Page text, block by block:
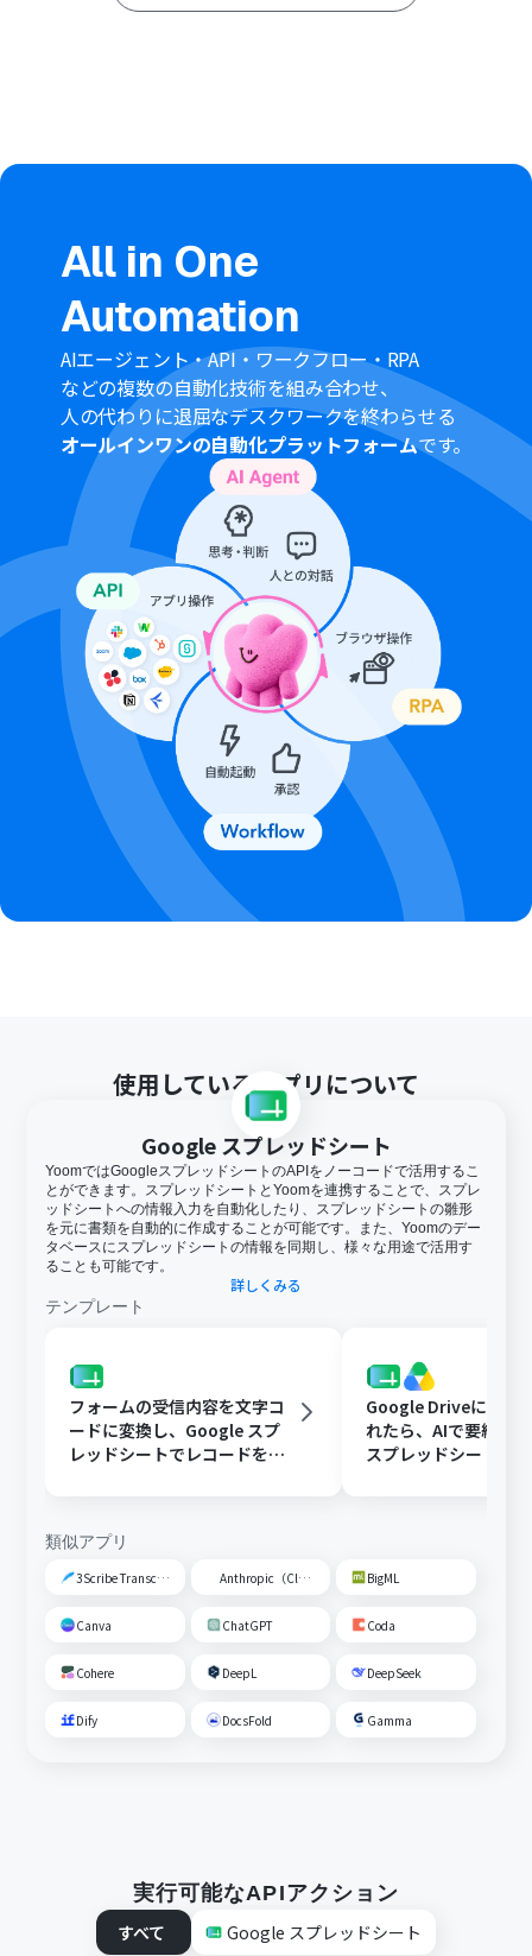
※「トリガー」：フロー起動のきっかけとなるアクション、「オ
際に、抽出したい項目（保険会社名、契約者名、保険料
情報を追加するかを任意で設定できます。
Google スプレッドシート、DropboxのそれぞれとYoom
を連携してください。
トリガーは5分、10分、15分、30分、60分の間隔で起動
間隔を選択できます。
プランによって最短の起動間隔が異なりますので、ご注意
ください。
OCRまたは音声を文字起こしするAIオペレーションはチ
ームプラン・サクセスプランでのみご利用いただける機能
となっております。フリープラン・ミニプランの場合は設
定しているフローボットのオペレーションはエラーとな
りますので、ご注意ください。
チームプランやサクセスプランなどの有料プランは、2週
間の無料トライアルを行うことが可能です。無料トライア
ル中には制限対象のアプリやAI機能（オペレーション）を
使用することができます。
All in One
Automation
AIエージェント・API・ワークフロー・RPA
などの複数の自動化技術を組み合わせ、
人の代わりに退屈なデスクワークを終わらせる
オールインワンの自動化プラットフォームです。
使用しているアプリについて
Google スプレッドシート
YoomではGoogleスプレッドシートのAPIをノーコードで活用するこ
とができます。スプレッドシートとYoomを連携することで、スプレ
ッドシートへの情報入力を自動化したり、スプレッドシートの雛形
を元に書類を自動的に作成することが可能です。また、Yoomのデー
タベースにスプレッドシートの情報を同期し、様々な用途で活用す
ることも可能です。
詳しくみる
テンプレート
フォームの受信内容を文字コ
ードに変換し、Google スプ
レッドシートでレコードを追
Google Driveに文書
れたら、AIで要約し
スプレッドシートの
類似アプリ
3Scribe Transcription Anthropic（Claude） BigML
Canva ChatGPT Coda
Cohere DeepL DeepSeek
Dify DocsFold Gamma
実行可能なAPIアクション
すべて
Google スプレッドシート